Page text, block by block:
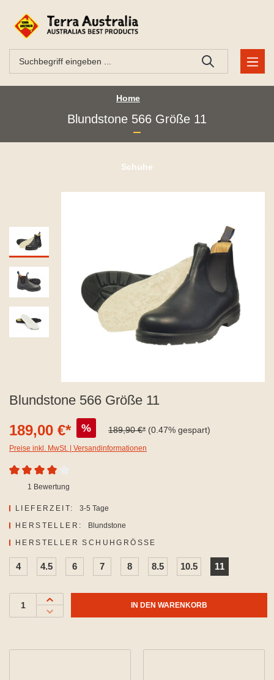
Home
Blundstone 566 Größe 11
Schuhe
Blundstone 566 Größe 11
189,00 €* % 189,90 €* (0.47% gespart)
Preise inkl. MwSt. | Versandinformationen
Durchschnittliche Bewertung von 4 von 5 Sternen
1 Bewertung
LIEFERZEIT:
3-5 Tage
HERSTELLER:
Blundstone
HERSTELLER SCHUHGRÖSSE
4 4.5 6 7 8 8.5 10.5 11
IN DEN WARENKORB